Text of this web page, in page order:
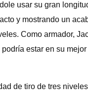
usar su gran
y mostrando un
Como armador,
estar en su
de tiro de tres